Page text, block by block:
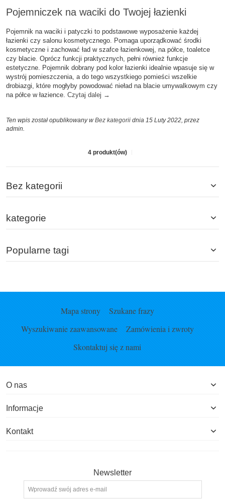
Pojemniczek na waciki do Twojej łazienki
Pojemnik na waciki i patyczki to podstawowe wyposażenie każdej
łazienki czy salonu kosmetycznego. Pomaga uporządkować środki
kosmetyczne i zachować ład w szafce łazienkowej, na półce, toaletce
czy blacie. Oprócz funkcji praktycznych, pełni również funkcje
estetyczne. Pojemnik dobrany pod kolor łazienki idealnie wpasuje się w
wystrój pomieszczenia, a do tego wszystkiego pomieści wszelkie
drobiazgi, które mogłyby powodować nieład na blacie umywalkowym czy
na półce w łazience. Czytaj dalej →
Ten wpis został opublikowany w Bez kategorii dnia 15 Luty 2022, przez
admin.
4 produkt(ów)
Bez kategorii
kategorie
Popularne tagi
Mapa strony
Szukane frazy
Wyszukiwanie zaawansowane
Zamówienia i zwroty
Skontaktuj się z nami
O nas
Informacje
Kontakt
Newsletter